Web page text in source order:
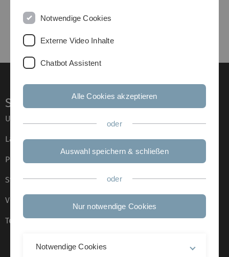
Service
Universität von A–Z
Lagepläne
Presse
Stellenangebote
Veranstaltungskalender
Telefonverzeichnis
Notwendige Cookies
Externe Video Inhalte
Chatbot Assistent
Alle Cookies akzeptieren
oder
Auswahl speichern & schließen
oder
Nur notwendige Cookies
Notwendige Cookies